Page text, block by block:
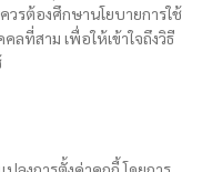
วรต้องศึกษานโยบายการใช้
ที่สาม เพื่อให้เข้าใจถึงวิธี